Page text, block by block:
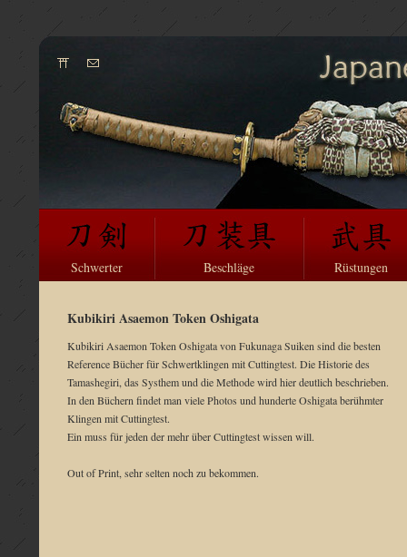
Schwerter Beschläge Rüstungen
Kubikiri Asaemon Token Oshigata
Kubikiri Asaemon Token Oshigata von Fukunaga Suiken sind die besten
Reference Bücher für Schwertklingen mit Cuttingtest. Die Historie des
Tamashegiri, das Systhem und die Methode wird hier deutlich beschrieben.
In den Büchern findet man viele Photos und hunderte Oshigata berühmter
Klingen mit Cuttingtest.
Ein muss für jeden der mehr über Cuttingtest wissen will.
Out of Print, sehr selten noch zu bekommen.